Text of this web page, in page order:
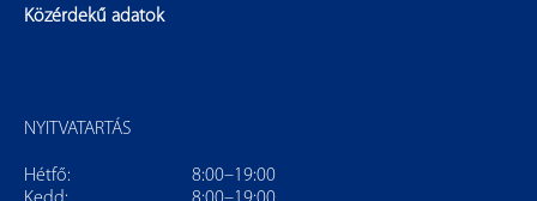
Közérdekű adatok
NYITVATARTÁS
Hétfő:
8:00–19:00